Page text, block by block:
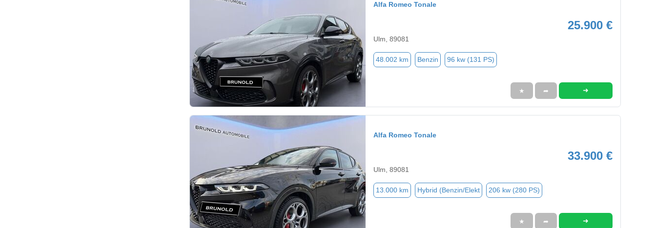
Alfa Romeo Tonale
25.900 €
Ulm, 89081
48.002 km Benzin 96 kw (131 PS)
★ ➦ ➜
Alfa Romeo Tonale
33.900 €
Ulm, 89081
13.000 km Hybrid (Benzin/Elekt 206 kw (280 PS)
★ ➦ ➜